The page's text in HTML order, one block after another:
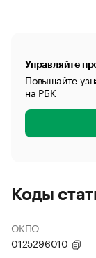
Управляйте
Повышайте
на РБК
Коды
ОКПО
0125296010